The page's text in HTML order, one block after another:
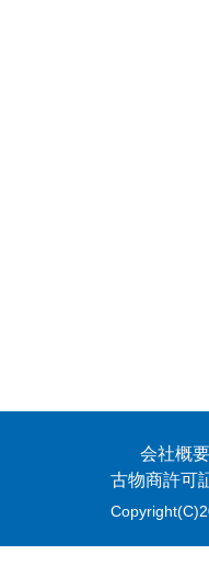
会社概要
古物商許可